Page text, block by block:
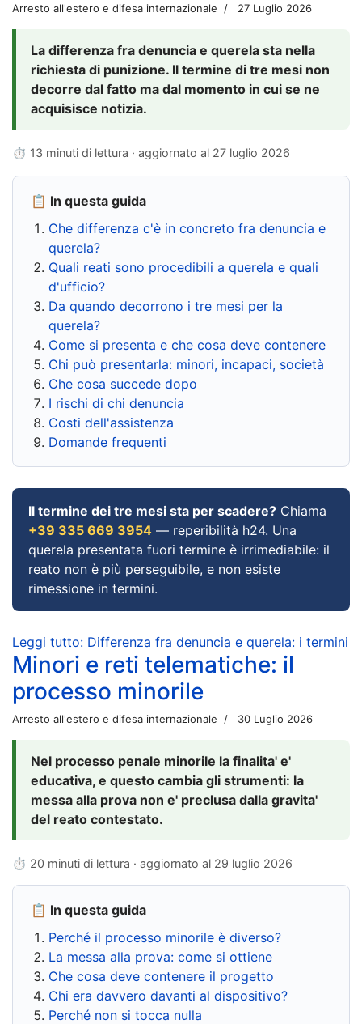
Arresto all'estero e difesa internazionale 27 Luglio 2026
La differenza fra denuncia e querela sta nella
richiesta di punizione. Il termine di tre mesi non
decorre dal fatto ma dal momento in cui se ne
acquisisce notizia.
⏱ 13 minuti di lettura · aggiornato al 27 luglio 2026
📋 In questa guida
Che differenza c'è in concreto fra denuncia e
querela?
Quali reati sono procedibili a querela e quali
d'ufficio?
Da quando decorrono i tre mesi per la
querela?
Come si presenta e che cosa deve contenere
Chi può presentarla: minori, incapaci, società
Che cosa succede dopo
I rischi di chi denuncia
Costi dell'assistenza
Domande frequenti
Il termine dei tre mesi sta per scadere? Chiama
+39 335 669 3954 — reperibilità h24. Una
querela presentata fuori termine è irrimediabile: il
reato non è più perseguibile, e non esiste
rimessione in termini.
Leggi tutto: Differenza fra denuncia e querela: i termini
Minori e reti telematiche: il
processo minorile
Arresto all'estero e difesa internazionale 30 Luglio 2026
Nel processo penale minorile la finalita' e'
educativa, e questo cambia gli strumenti: la
messa alla prova non e' preclusa dalla gravita'
del reato contestato.
⏱ 20 minuti di lettura · aggiornato al 29 luglio 2026
📋 In questa guida
Perché il processo minorile è diverso?
La messa alla prova: come si ottiene
Che cosa deve contenere il progetto
Chi era davvero davanti al dispositivo?
Perché non si tocca nulla